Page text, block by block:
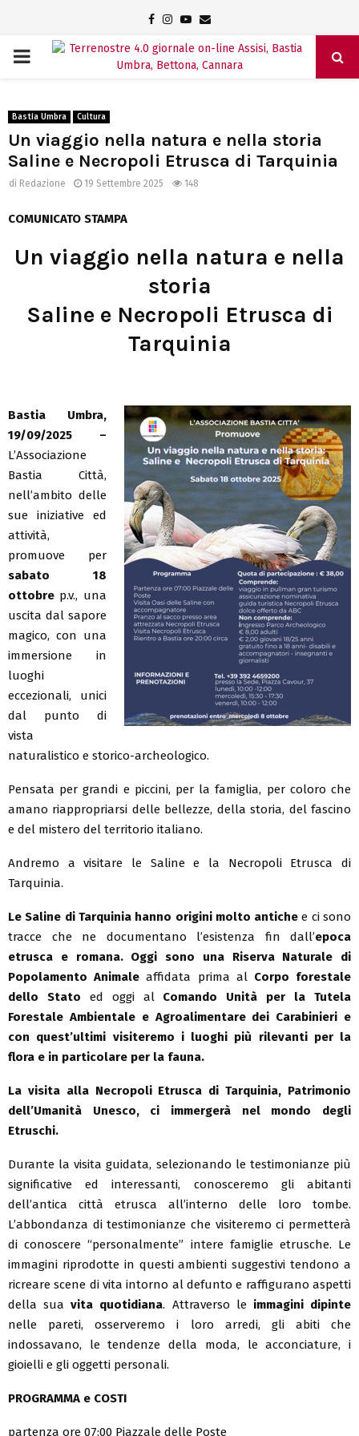
Facebook
Instagram
Youtube
Email
PRIMARY
Bastia Umbra Cultura
Un viaggio nella natura e nella storia
Saline e Necropoli Etrusca di Tarquinia
di Redazione 19 Settembre 2025 148
COMUNICATO STAMPA
Un viaggio nella natura e nella
storia
Saline e Necropoli Etrusca di
Tarquinia
Bastia Umbra,
19/09/2025 –
L’Associazione
Bastia Città,
nell’ambito delle
sue iniziative ed
attività,
promuove per
sabato 18
ottobre p.v., una
uscita dal sapore
magico, con una
immersione in
luoghi
eccezionali, unici
dal punto di
vista
naturalistico e storico-archeologico.
Pensata per grandi e piccini, per la famiglia, per coloro che
amano riappropriarsi delle bellezze, della storia, del fascino
e del mistero del territorio italiano.
Andremo a visitare le Saline e la Necropoli Etrusca di
Tarquinia.
LeSaline di Tarquinia hanno origini molto antichee ci sono
tracce che ne documentano l’esistenza fin dall’epoca
etrusca e romana. Oggi sono una Riserva Naturale di
Popolamento Animale affidata prima al Corpo forestale
dello Stato ed oggi al Comando Unità per la Tutela
Forestale Ambientale e Agroalimentare dei Carabinieri e
con quest’ultimi visiteremo i luoghi più rilevanti per la
flora e in particolare per la fauna.
La visita alla Necropoli Etrusca di Tarquinia, Patrimonio
dell’Umanità Unesco, ci immergerà nel mondo degli
Etruschi.
Durante la visita guidata, selezionando le testimonianze più
significative ed interessanti, conosceremo gli abitanti
dell’antica città etrusca all’interno delle loro tombe.
L’abbondanza di testimonianze che visiteremo ci permetterà
di conoscere “personalmente” intere famiglie etrusche. Le
immagini riprodotte in questi ambienti suggestivi tendono a
ricreare scene di vita intorno al defunto e raffigurano aspetti
della suavita quotidiana. Attraverso le immagini dipinte
nelle pareti, osserveremo i loro arredi, gli abiti che
indossavano, le tendenze della moda, le acconciature, i
gioielli e gli oggetti personali.
PROGRAMMA e COSTI
partenza ore 07:00 Piazzale delle Poste